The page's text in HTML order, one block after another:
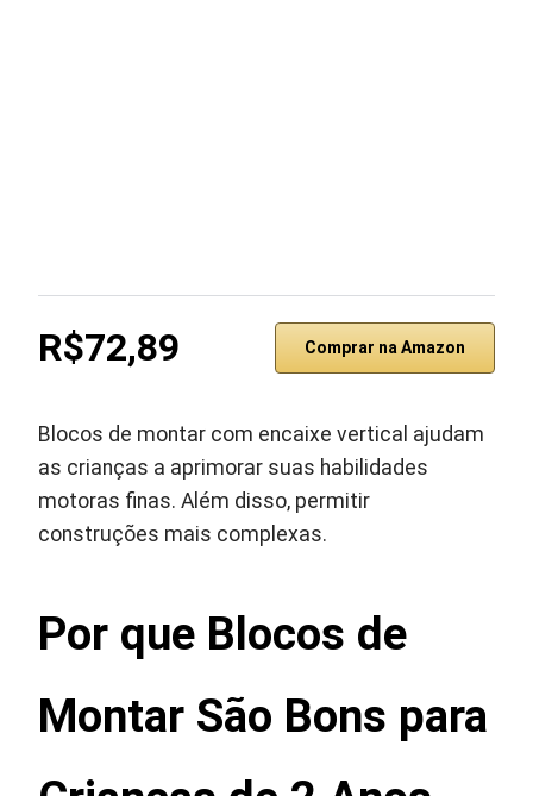
R$72,89 Comprar na Amazon
Blocos de montar com encaixe vertical ajudam
as crianças a aprimorar suas habilidades
motoras finas. Além disso, permitir
construções mais complexas.
Por que Blocos de
Montar São Bons para